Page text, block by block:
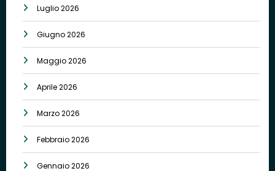
Luglio 2026
Giugno 2026
Maggio 2026
Aprile 2026
Marzo 2026
Febbraio 2026
Gennaio 2026